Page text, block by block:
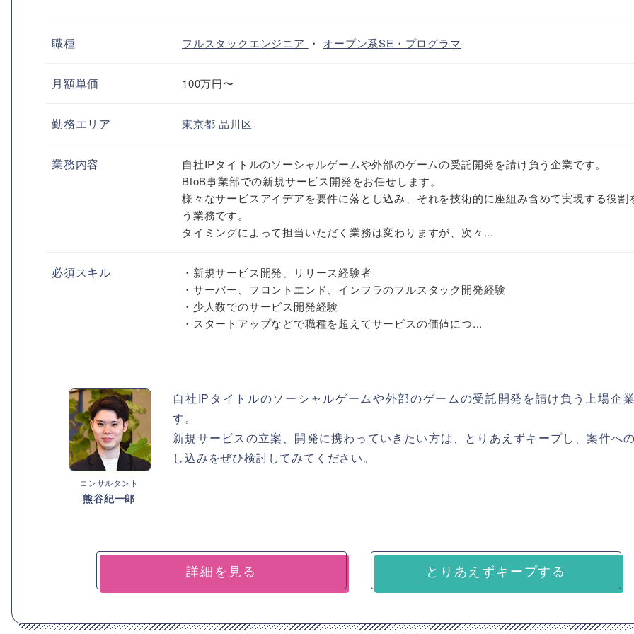
職種 フルスタックエンジニア ・ オープン系SE・プログラマ
月額単価 100万円〜
勤務エリア 東京都品川区
業務内容
自社IPタイトルのソーシャルゲームや外部のゲームの受託開発を請け負う企業です。
BtoB事業部での新規サービス開発をお任せします。
様々なサービスアイデアを要件に落とし込み、それを技術的に座組み含めて実現する役割
う業務です。
タイミングによって担当いただく業務は変わりますが、次々...
必須スキル
・新規サービス開発、リリース経験者
・サーバー、フロントエンド、インフラのフルスタック開発経験
・少人数でのサービス開発経験
・スタートアップなどで職種を超えてサービスの価値につ...
コンサルタント
熊谷紀一郎
自社IPタイトルのソーシャルゲームや外部のゲームの受託開発を請け負う上場企
す。
新規サービスの立案、開発に携わっていきたい方は、とりあえずキープし、案件へ
し込みをぜひ検討してみてください。
詳細を見る とりあえずキープする